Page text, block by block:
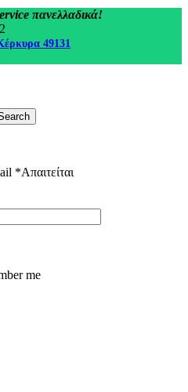
πανελλαδικά!
49131
*Απαιτείται
me